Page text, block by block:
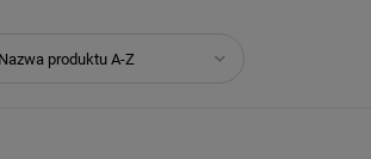
Nazwa produktu A-Z